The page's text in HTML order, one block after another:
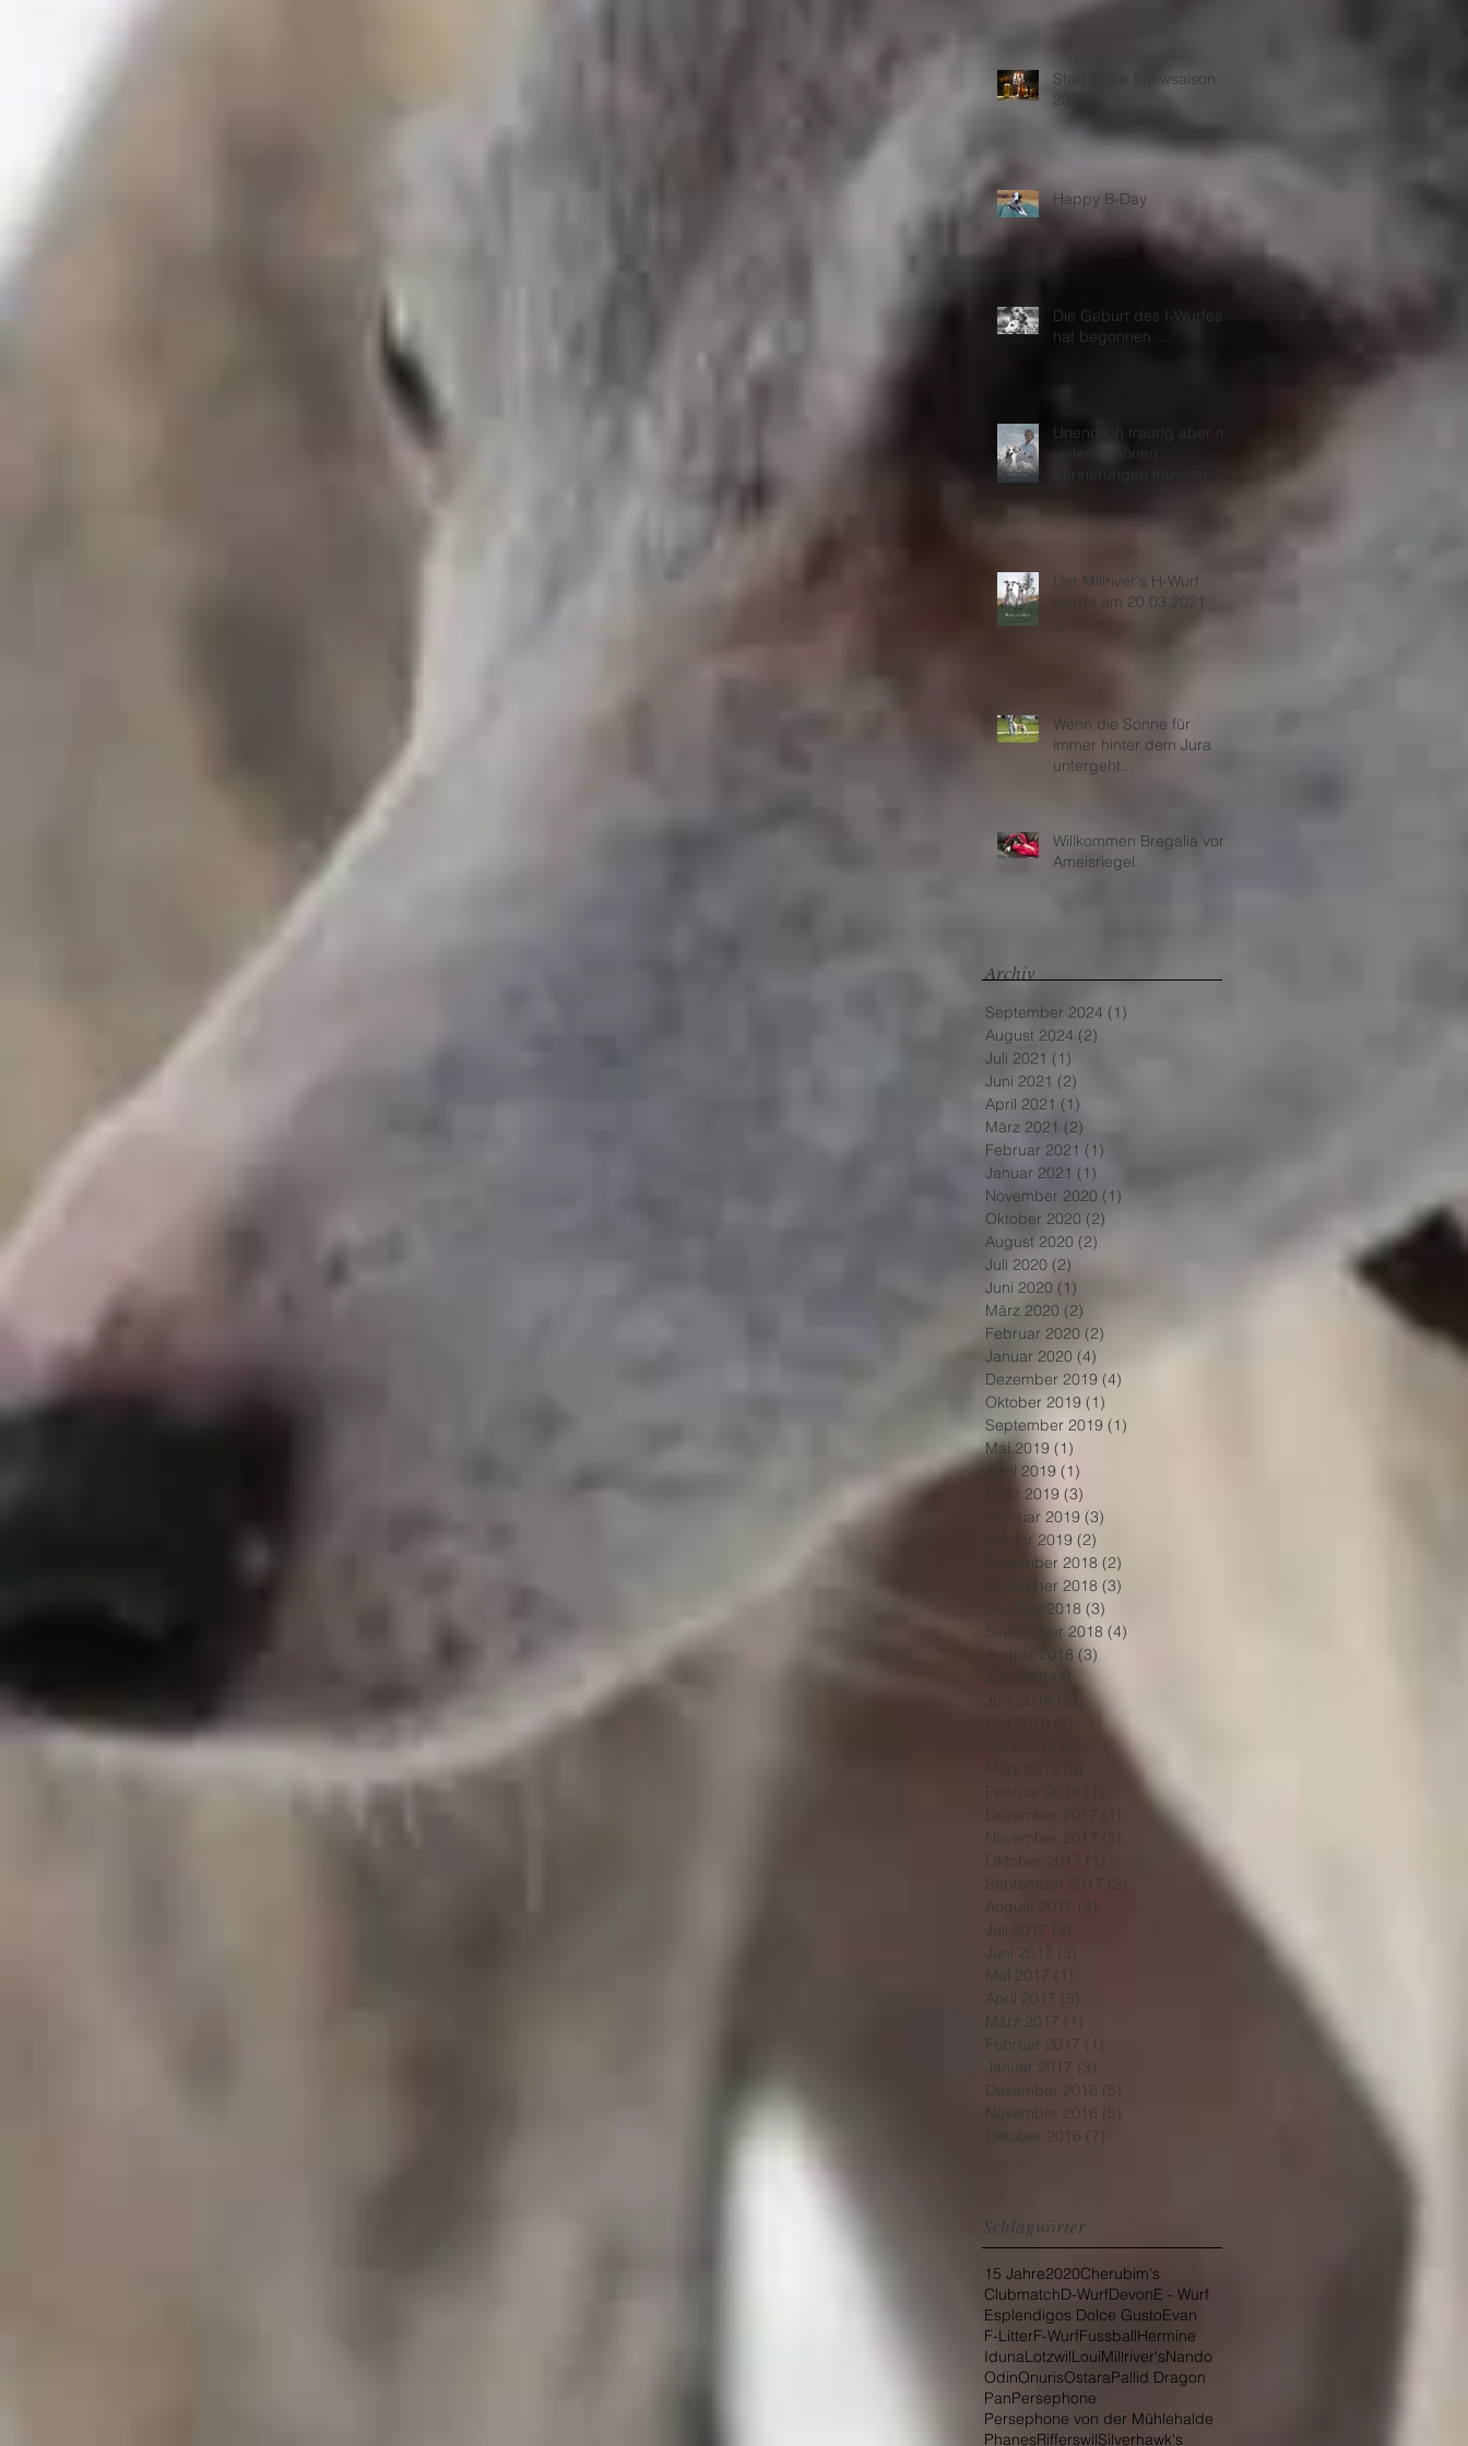
Start in die Showsaison
2021
Happy B-Day
Die Geburt des I-Wurfes
hat begonnen ....
Unendlich traurig aber mit
vielen schönen
Erinnerungen müssen wir
Der Millriver's H-Wurf
wurde am 20.03.2021
geboren
Wenn die Sonne für
immer hinter dem Jura
untergeht...
Willkommen Bregalia vom
Ameisriegel
Archiv
September 2024 (1)
August 2024 (2)
Juli 2021 (1)
Juni 2021 (2)
April 2021 (1)
März 2021 (2)
Februar 2021 (1)
Januar 2021 (1)
November 2020 (1)
Oktober 2020 (2)
August 2020 (2)
Juli 2020 (2)
Juni 2020 (1)
März 2020 (2)
Februar 2020 (2)
Januar 2020 (4)
Dezember 2019 (4)
Oktober 2019 (1)
September 2019 (1)
Mai 2019 (1)
April 2019 (1)
März 2019 (3)
Februar 2019 (3)
Januar 2019 (2)
Dezember 2018 (2)
November 2018 (3)
Oktober 2018 (3)
September 2018 (4)
August 2018 (3)
Juli 2018 (3)
Juni 2018
2 Beiträge
Mai 2018
(2) 2 Beiträge
April 2018
2 Beiträge
März 2018
5 Beiträge
Februar 2018 (1) 1 Beitrag
Dezember 2017 (1) 1 Beitrag
November 2017 (5) 5 Beiträge
Oktober 2017 (1)
September 2017 (2)
August 2017 (4)
Juli 2017 (2)
Juni 2017 (3)
Mai 2017 (1)
April 2017 (5)
März 2017 (1)
Februar 2017 (1)
Januar 2017 (3)
Dezember 2016 (5)
November 2016 (5)
Oktober 2016 (7)
Schlagwörter
15 Jahre2020Cherubim's
ClubmatchD-WurfDevonE - Wurf
Esplendigos Dolce GustoEvan
F-LitterF-WurfFussballHermine
IdunaLotzwilLouiMillriver'sNando
OdinOnurisOstaraPallid Dragon
PanPersephone
Persephone von der Mühlehalde
PhanesRifferswilSilverhawk's